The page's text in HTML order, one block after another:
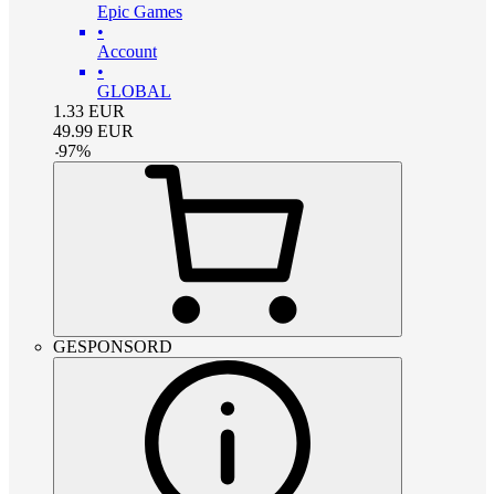
Epic Games
•
Account
•
GLOBAL
1.33 EUR
49.99 EUR
-97%
GESPONSORD